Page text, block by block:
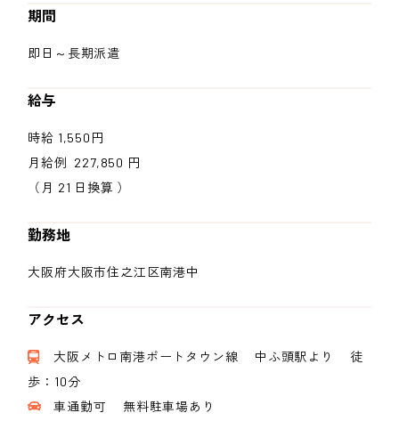
期間
即日～長期派遣
給与
時給 1,550円
月給例 227,850 円
（月 21 日換算 ）
勤務地
大阪府大阪市住之江区南港中
アクセス
大阪メトロ南港ポートタウン線 中ふ頭駅より 徒
歩：10分
車通勤可 無料駐車場あり